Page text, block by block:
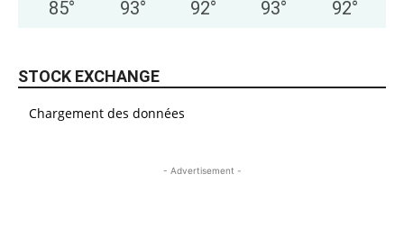
85° 93° 92° 93° 92°
STOCK EXCHANGE
Chargement des données
- Advertisement -